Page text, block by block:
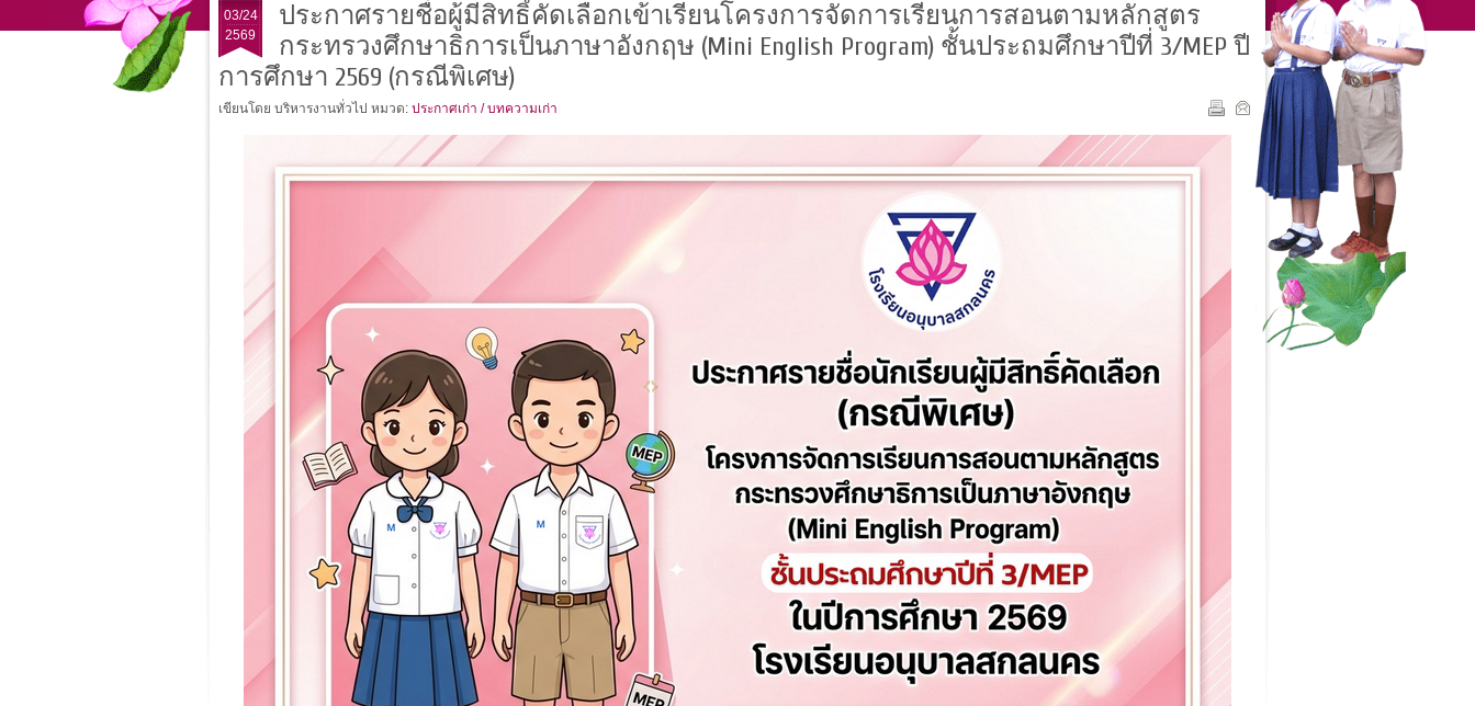
03/24
2569
ประกาศรายชื่อผู้มีสิทธิ์คัดเลือกเข้าเรียนโครงการจัดการเรียนการสอนตามหลักสูตร
กระทรวงศึกษาธิการเป็นภาษาอังกฤษ (Mini English Program) ชั้นประถมศึกษาปีที่ 3/MEP ปี
การศึกษา 2569 (กรณีพิเศษ)
เขียนโดย บริหารงานทั่วไป หมวด: ประกาศเก่า / บทความเก่า